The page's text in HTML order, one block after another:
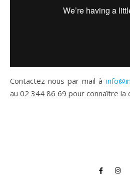
Contactez-nous par mail à
au 02 344 86 69 pour connaître la